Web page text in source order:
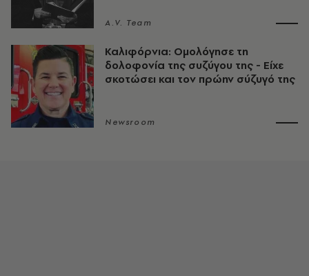
A.V. Team
Καλιφόρνια: Ομολόγησε τη
δολοφονία της συζύγου της - Είχε
σκοτώσει και τον πρώην σύζυγό της
Newsroom